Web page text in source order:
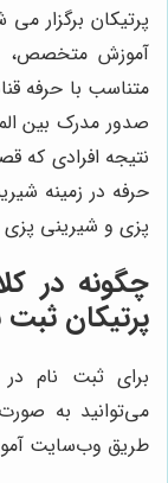
پرتیکان برگزار
آموزش متخصص،
متناسب با حرفه
صدور مدرک بین
نتیجه افرادی که
حرفه در زمینه
پزی و شیرینی پزی
چگونه در
پرتیکان ثبت
برای ثبت نام
می‌توانید به
طریق وب‌سایت